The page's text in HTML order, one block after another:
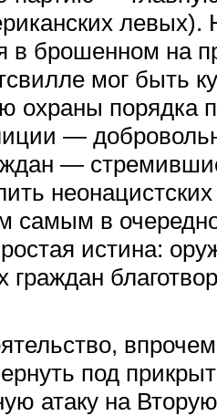
левых).
в брошенном на
мог быть
охраны порядка
—
—
самым в
истина:
под
атаку на